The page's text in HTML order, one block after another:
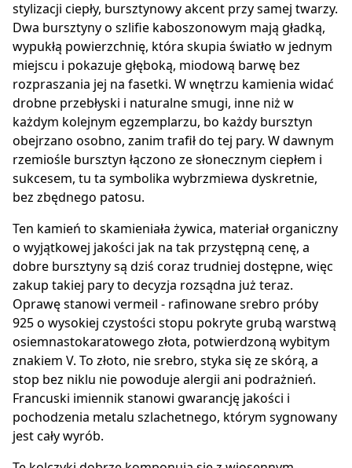
stylizacji ciepły, bursztynowy akcent przy samej twarzy.
Dwa bursztyny o szlifie kaboszonowym mają gładką,
wypukłą powierzchnię, która skupia światło w jednym
miejscu i pokazuje głęboką, miodową barwę bez
rozpraszania jej na fasetki. W wnętrzu kamienia widać
drobne przebłyski i naturalne smugi, inne niż w
każdym kolejnym egzemplarzu, bo każdy bursztyn
obejrzano osobno, zanim trafił do tej pary. W dawnym
rzemiośle bursztyn łączono ze słonecznym ciepłem i
sukcesem, tu ta symbolika wybrzmiewa dyskretnie,
bez zbędnego patosu.
Ten kamień to skamieniała żywica, materiał organiczny
o wyjątkowej jakości jak na tak przystępną cenę, a
dobre bursztyny są dziś coraz trudniej dostępne, więc
zakup takiej pary to decyzja rozsądna już teraz.
Oprawę stanowi vermeil - rafinowane srebro próby
925 o wysokiej czystości stopu pokryte grubą warstwą
osiemnastokaratowego złota, potwierdzoną wybitym
znakiem V. To złoto, nie srebro, styka się ze skórą, a
stop bez niklu nie powoduje alergii ani podrażnień.
Francuski imiennik stanowi gwarancję jakości i
pochodzenia metalu szlachetnego, którym sygnowany
jest cały wyrób.